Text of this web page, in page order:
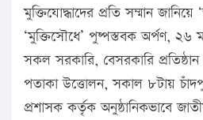
মুক্তিযোদ্ধাদের প্রতি সম্মান জানিয়ে
‘মুক্তিসৌধে’ পুষ্পস্তবক অর্পণ, ২৬
সকল সরকারি, বেসরকারি
পতাকা উত্তোলন, সকাল ৮টায়
প্রশাসক কর্তৃক অনুষ্ঠানিকভাবে